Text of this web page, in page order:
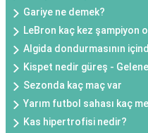
Gariye ne demek?
LeBron kaç kez şampiyon
Algida dondurmasının
Kispet nedir güreş -
Sezonda kaç maç var
Yarım futbol sahası kaç
Kas hipertrofisi nedir?